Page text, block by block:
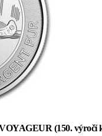
(150. výročí